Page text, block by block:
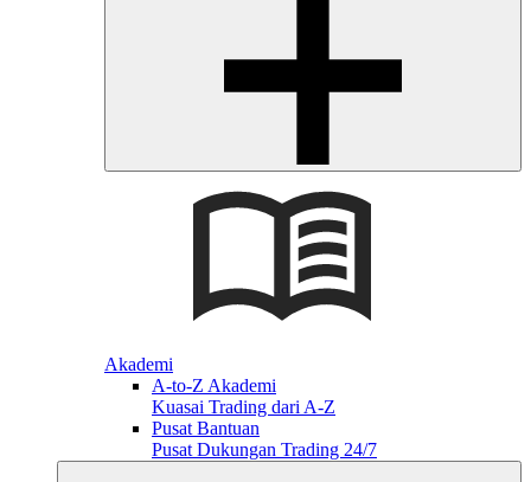
Akademi
A-to-Z Akademi
Kuasai Trading dari A-Z
Pusat Bantuan
Pusat Dukungan Trading 24/7